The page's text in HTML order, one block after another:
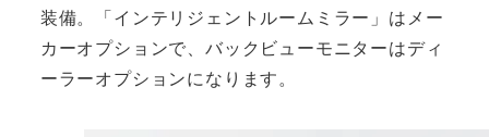
装備。「インテリジェントルームミラー」はメー
カーオプションで、バックビューモニターはディ
ーラーオプションになります。